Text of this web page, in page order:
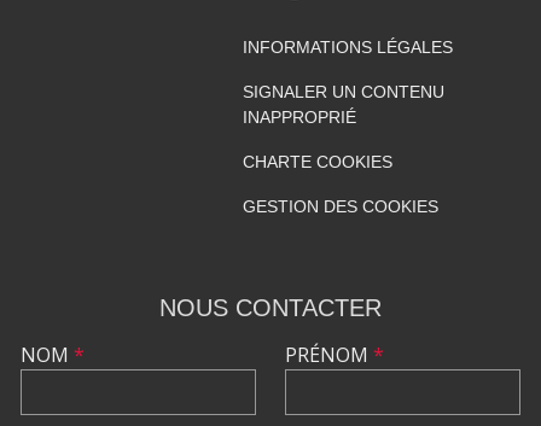
INFORMATIONS LÉGALES
SIGNALER UN CONTENU
INAPPROPRIÉ
CHARTE COOKIES
GESTION DES COOKIES
NOUS CONTACTER
NOM * PRÉNOM *